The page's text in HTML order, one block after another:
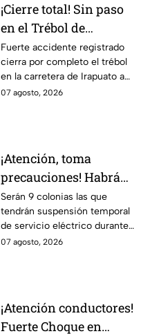
¡Cierre total! Sin paso
en el Trébol de
Irapuato; toma estas
vías alternas
Fuerte accidente registrado
cierra por completo el trébol
en la carretera de Irapuato a
Abasolo
07 agosto, 2026
¡Atención, toma
precauciones! Habrá
suspensión de luz por 8
horas hoy viernes 7 y
mañana sábado 8 de
agosto en 9 sitios
Serán 9 colonias las que
tendrán suspensión temporal
de servicio eléctrico durante
ocho horas este viernes 7 y
07 agosto, 2026
¡Atención conductores!
Fuerte Choque en